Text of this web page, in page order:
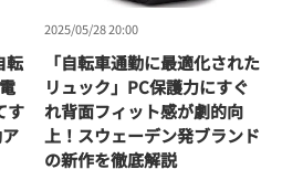
転
す
2025/05/28 20:00
「自転車通勤に最適化された
リュック」PC保護力にすぐ
れ背面フィット感が劇的向
上！スウェーデン発ブランド
の新作を徹底解説